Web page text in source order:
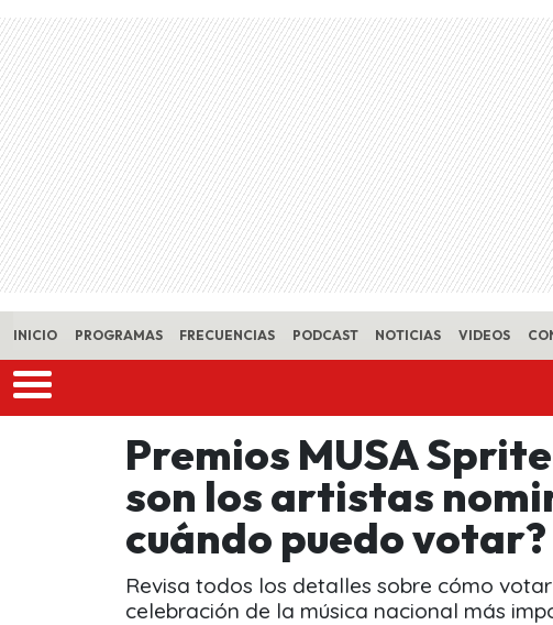
Skip to main content
INICIO PROGRAMAS FRECUENCIAS PODCAST NOTICIAS VIDEOS
Premios MUSA
son los artistas
cuándo puedo votar?
Revisa todos los detalles sobre cómo
celebración de la música nacional más